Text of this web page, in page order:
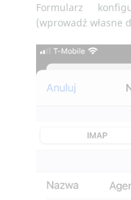
Formularz
(wprowadź własne